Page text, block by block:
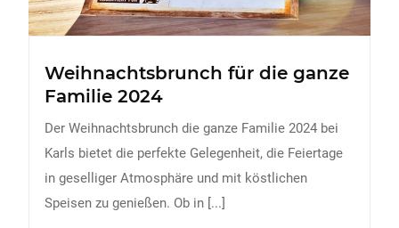
Weihnachtsbrunch für die ganze
Familie 2024
Der Weihnachtsbrunch die ganze Familie 2024 bei
Karls bietet die perfekte Gelegenheit, die Feiertage
in geselliger Atmosphäre und mit köstlichen
Speisen zu genießen. Ob in [...]